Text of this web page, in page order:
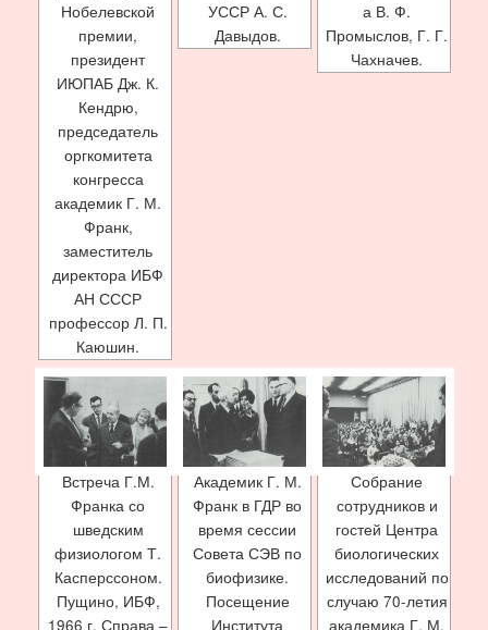
Нобелевской
премии,
президент
ИЮПАБ Дж. К.
Кендрю,
председатель
оргкомитета
конгресса
академик Г. М.
Франк,
заместитель
директора ИБФ
АН СССР
профессор Л. П.
Каюшин.
УССР А. С.
Давыдов.
а В. Ф.
Промыслов, Г. Г.
Чахначев.
Встреча Г.М.
Франка со
шведским
физиологом Т.
Касперссоном.
Пущино, ИБФ,
1966 г. Справа –
Академик Г. М.
Франк в ГДР во
время сессии
Совета СЭВ по
биофизике.
Посещение
Института
Собрание
сотрудников и
гостей Центра
биологических
исследований по
случаю 70-летия
академика Г. М.